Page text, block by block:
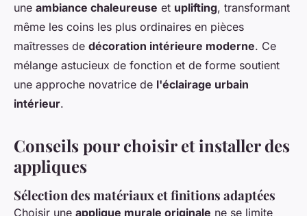
une ambiance chaleureuse et uplifting, transformant
même les coins les plus ordinaires en pièces
maîtresses de décoration intérieure moderne. Ce
mélange astucieux de fonction et de forme soutient
une approche novatrice de l'éclairage urbain
intérieur.
Conseils pour choisir et installer des
appliques
Sélection des matériaux et finitions adaptées
Choisir une applique murale originale ne se limite